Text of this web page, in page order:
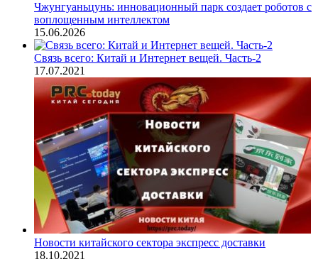
Чжунгуаньцунь: инновационный парк создает роботов с
воплощенным интеллектом
15.06.2026
Связь всего: Китай и Интернет вещей. Часть-2
17.07.2021
Новости китайского сектора экспресс доставки
18.10.2021